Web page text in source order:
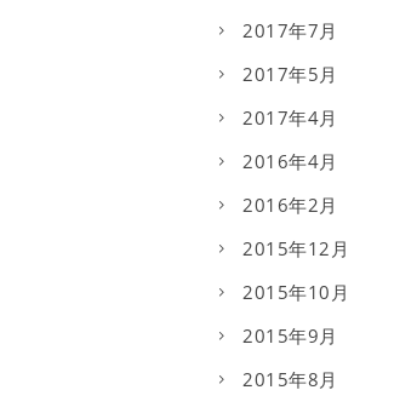
2017年7月
2017年5月
2017年4月
2016年4月
2016年2月
2015年12月
2015年10月
2015年9月
2015年8月